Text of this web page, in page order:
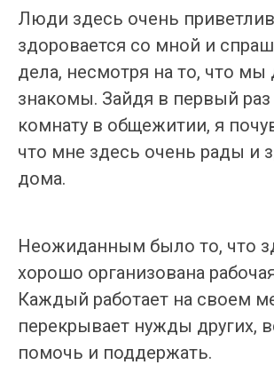
Люди здесь очень
здоровается со мной и
дела, несмотря на то, что мы
знакомы. Зайдя в первый
комнату в общежитии, я
что мне здесь очень рады и
дома.
Неожиданным было то, что
хорошо организована
Каждый работает на своем
перекрывает нужды других,
помочь и поддержать.